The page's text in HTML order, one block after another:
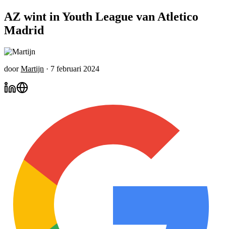
AZ wint in Youth League van Atletico
Madrid
door Martijn · 7 februari 2024